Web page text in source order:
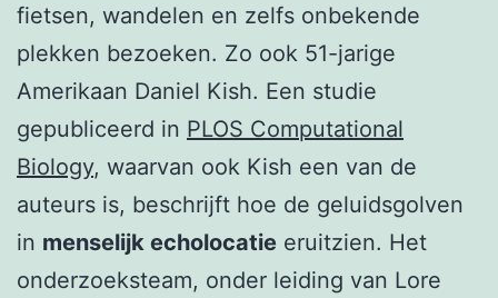
fietsen, wandelen en zelfs onbekende
plekken bezoeken. Zo ook 51-jarige
Amerikaan Daniel Kish. Een studie
gepubliceerd in PLOS Computational
Biology, waarvan ook Kish een van de
auteurs is, beschrijft hoe de geluidsgolven
in menselijk echolocatie eruitzien. Het
onderzoeksteam, onder leiding van Lore